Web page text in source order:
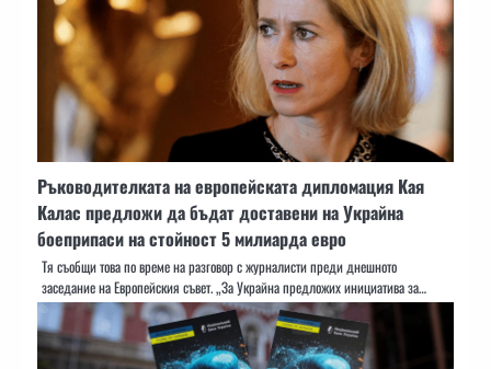
Ръководителката на европейската дипломация Кая
Калас предложи да бъдат доставени на Украйна
боеприпаси на стойност 5 милиарда евро
Тя съобщи това по време на разговор с журналисти преди днешното
заседание на Европейския съвет. „За Украйна предложих инициатива за…